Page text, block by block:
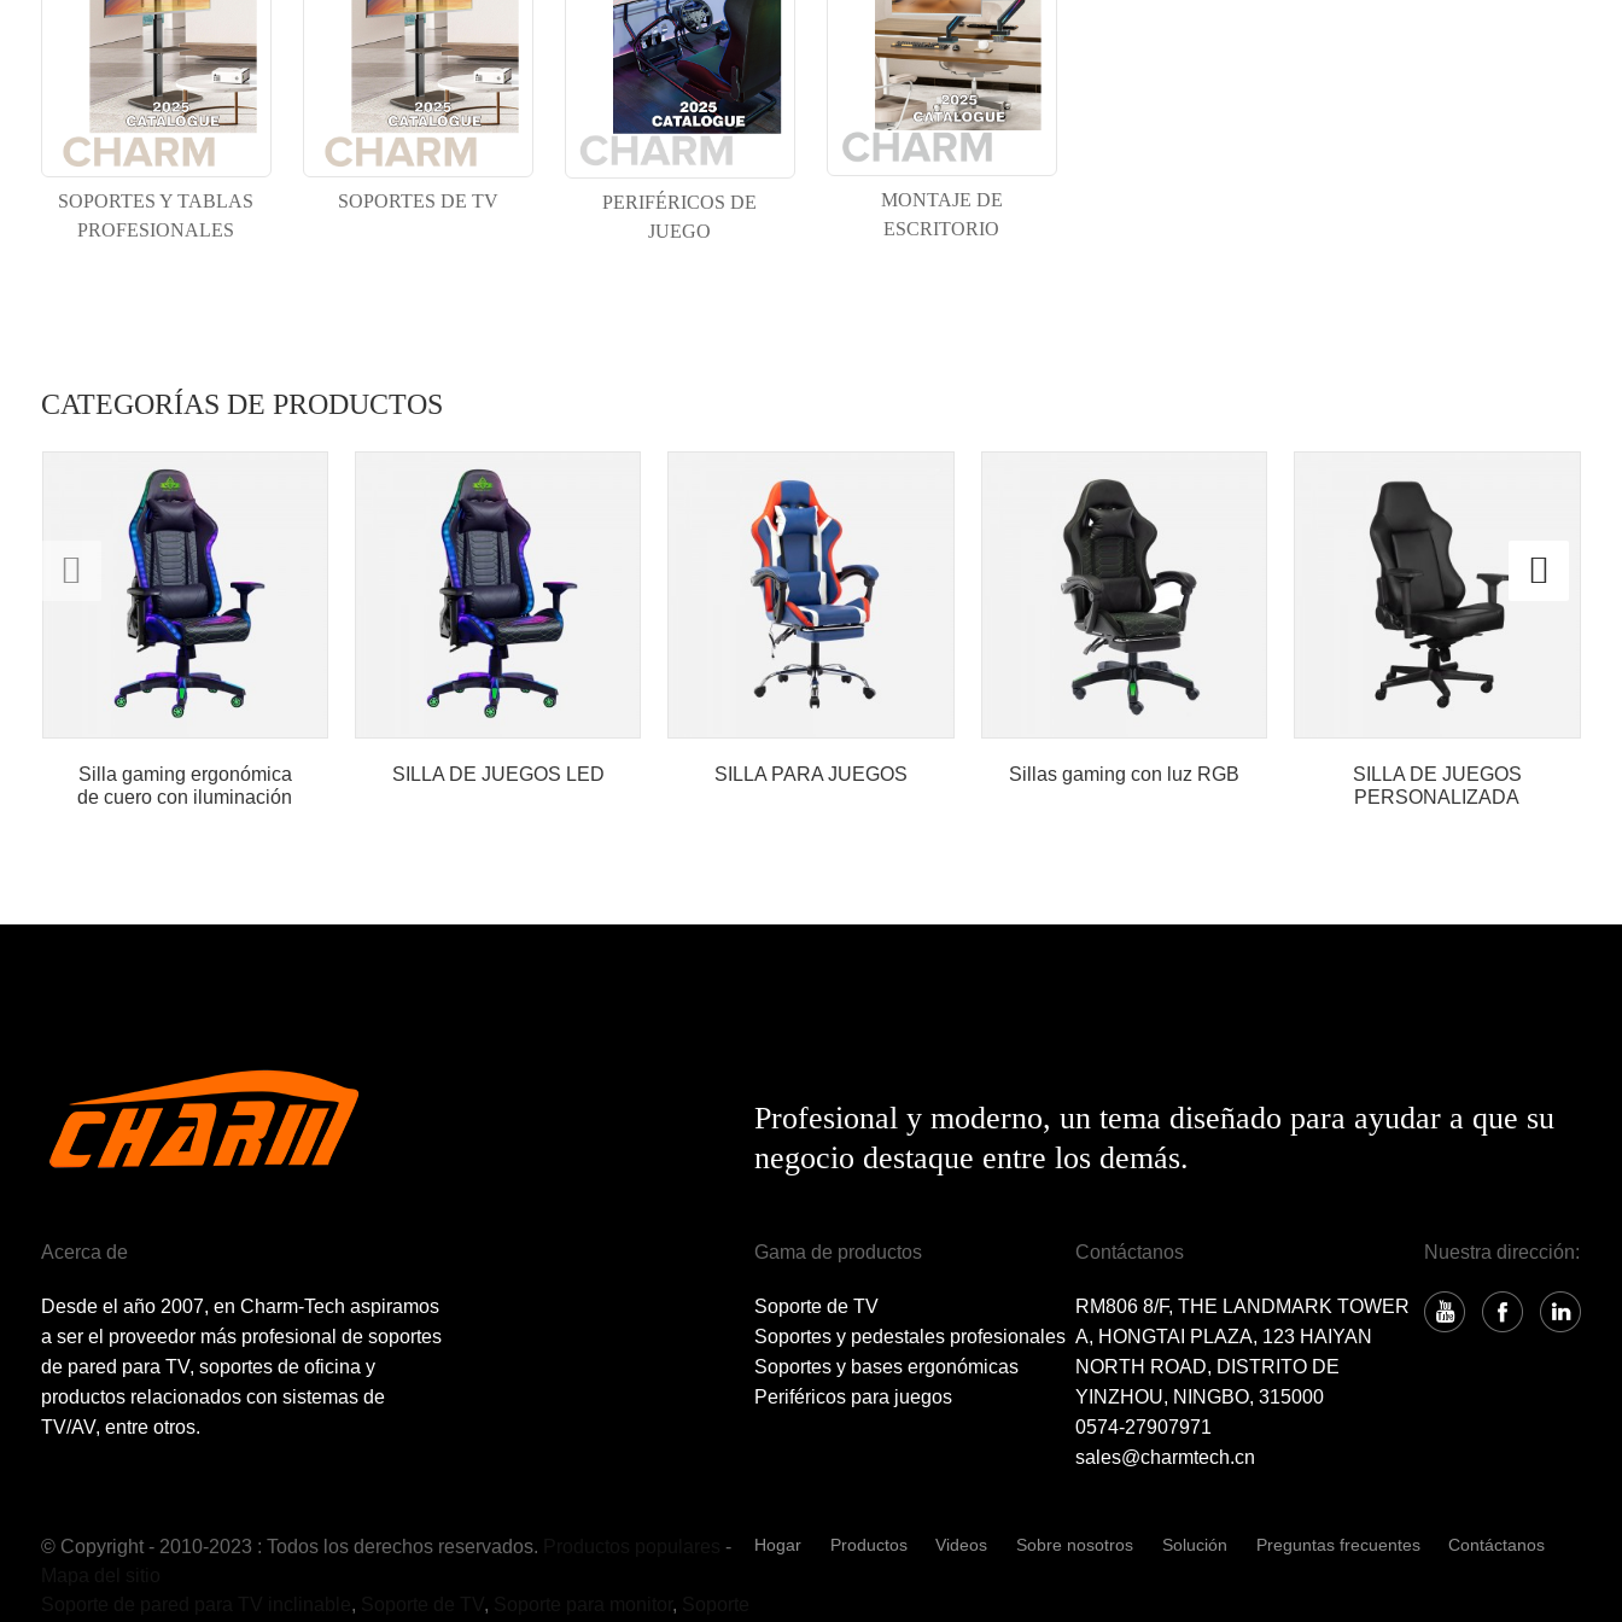
SOPORTES Y TABLAS
PROFESIONALES
SOPORTES DE TV
PERIFÉRICOS DE
JUEGO
MONTAJE DE
ESCRITORIO
CATEGORÍAS DE PRODUCTOS
Silla gaming ergonómica
de cuero con iluminación
SILLA DE JUEGOS LED SILLA PARA JUEGOS Sillas gaming con luz RGB
SILLA DE JUEGOS
PERSONALIZADA
Profesional y moderno, un tema diseñado para ayudar a que su
negocio destaque entre los demás.
Acerca de
Desde el año 2007, en Charm-Tech aspiramos
a ser el proveedor más profesional de soportes
de pared para TV, soportes de oficina y
productos relacionados con sistemas de
TV/AV, entre otros.
Gama de productos
Soporte de TV
Soportes y pedestales profesionales
Soportes y bases ergonómicas
Periféricos para juegos
Contáctanos
RM806 8/F, THE LANDMARK TOWER
A, HONGTAI PLAZA, 123 HAIYAN
NORTH ROAD, DISTRITO DE
YINZHOU, NINGBO, 315000
0574-27907971
sales@charmtech.cn
Nuestra dirección:
© Copyright - 2010-2023 : Todos los derechos reservados.
-
, , ,
Hogar Productos Videos Sobre nosotros Solución Preguntas frecuentes Contáctanos